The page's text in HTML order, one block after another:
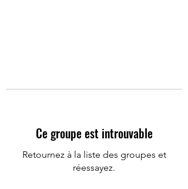
Ce groupe est introuvable
Retournez à la liste des groupes et
réessayez.